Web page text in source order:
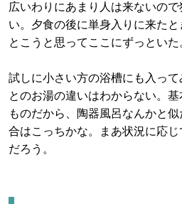
広いわりにあまり人は来ないの
い。夕食の後に単身入りに来た
とこうと思ってここにずっといた
試しに小さい方の浴槽にも入っ
とのお湯の違いはわからない。
ものだから、陶器風呂なんかと
合はこっちかな。まあ状況に応
だろう。